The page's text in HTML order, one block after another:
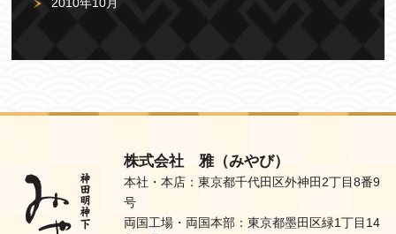
2010年10月
株式会社 雅（みやび）
本社・本店：東京都千代田区外神田2丁目8番9
号
両国工場・両国本部：東京都墨田区緑1丁目14